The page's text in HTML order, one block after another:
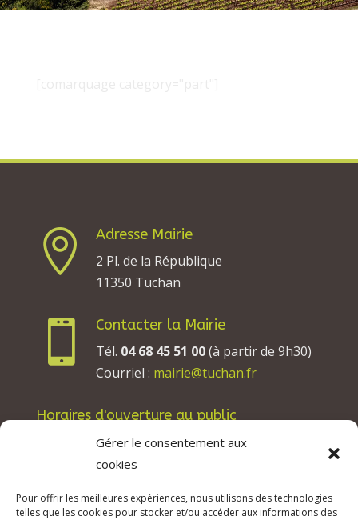
Gérer le consentement aux
cookies
Pour offrir les meilleures expériences, nous utilisons des technologies
telles que les cookies pour stocker et/ou accéder aux informations des

Adresse Mairie
2 Pl. de la République
11350 Tuchan

Contacter la Mairie
Tél. 04 68 45 51 00(à partir de 9h30)
Courriel : mairie@tuchan.fr
Horaires d'ouverture au public
Les lundis, mardis et jeudis : de 8h à 12h et de
13h30 à 17h30.
Les vendredis : de 8h à 12h.